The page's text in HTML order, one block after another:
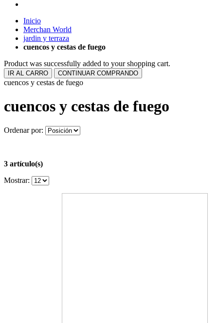
Inicio
Merchan World
jardin y terraza
cuencos y cestas de fuego
Product was successfully added to your shopping cart.
IR AL CARRO CONTINUAR COMPRANDO
cuencos y cestas de fuego
cuencos y cestas de fuego
Ordenar por:
3 artículo(s)
Mostrar: